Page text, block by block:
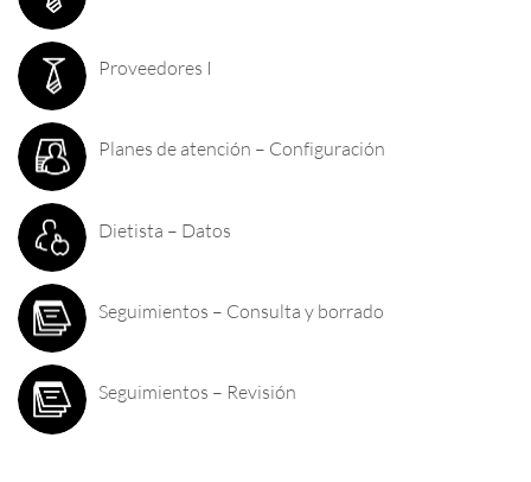
Proveedores I
Planes de atención – Configuración
Dietista – Datos
Seguimientos – Consulta y borrado
Seguimientos – Revisión